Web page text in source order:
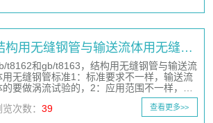
构用无缝钢管与输送流体用无缝…
t8162和gb/t8163，结构用无缝钢管与输送流
用无缝钢管标准1：标准要求不一样，输送流
的要做涡流试验的，2：应用范围不一样，…
览次数：39 查看更多>>